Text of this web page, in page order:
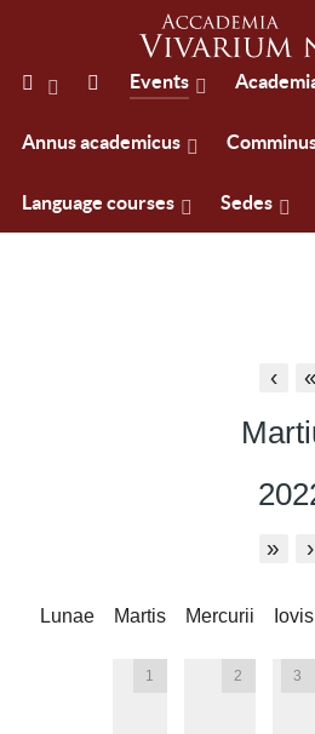
Events
Annus academicus
Language courses Sedes
‹ «
» ›
Lunae Martis Mercurii Iovis
1 2 3